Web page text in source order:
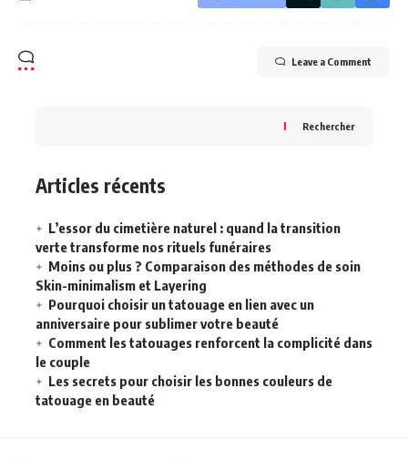
Leave a Comment
Rechercher
Articles récents
L’essor du cimetière naturel : quand la transition
verte transforme nos rituels funéraires
Moins ou plus ? Comparaison des méthodes de soin
Skin-minimalism et Layering
Pourquoi choisir un tatouage en lien avec un
anniversaire pour sublimer votre beauté
Comment les tatouages renforcent la complicité dans
le couple
Les secrets pour choisir les bonnes couleurs de
tatouage en beauté